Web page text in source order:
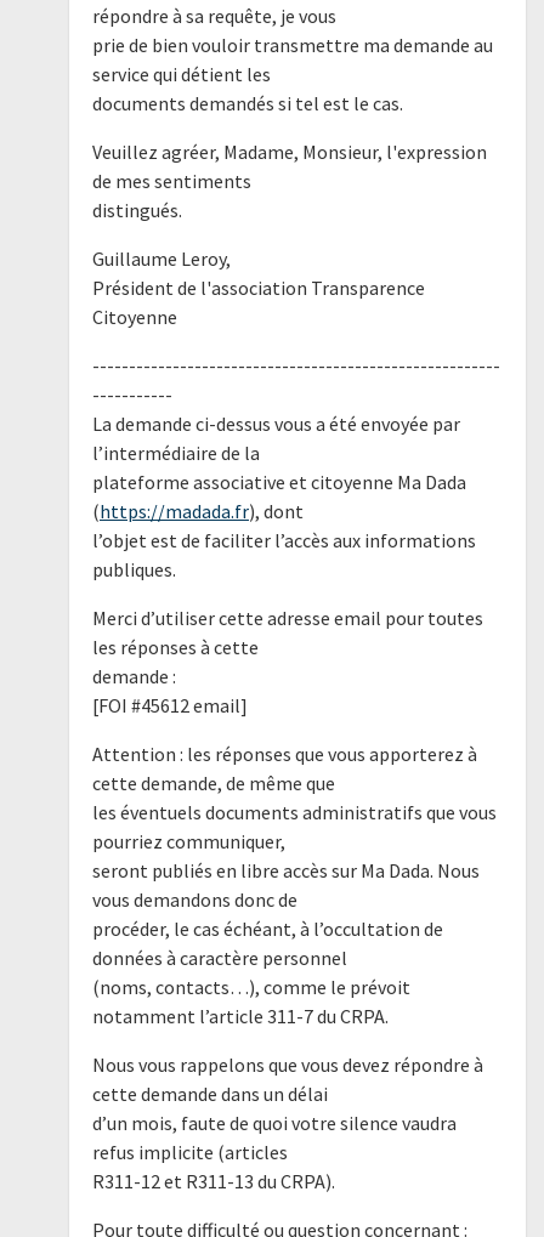
répondre à sa requête, je vous
prie de bien vouloir transmettre ma demande au
service qui détient les
documents demandés si tel est le cas.
Veuillez agréer, Madame, Monsieur, l'expression
de mes sentiments
distingués.
Guillaume Leroy,
Président de l'association Transparence
Citoyenne
--------------------------------------------------------
-----------
La demande ci-dessus vous a été envoyée par
l’intermédiaire de la
plateforme associative et citoyenne Ma Dada
(https://madada.fr), dont
l’objet est de faciliter l’accès aux informations
publiques.
Merci d’utiliser cette adresse email pour toutes
les réponses à cette
demande :
[FOI #45612 email]
Attention : les réponses que vous apporterez à
cette demande, de même que
les éventuels documents administratifs que vous
pourriez communiquer,
seront publiés en libre accès sur Ma Dada. Nous
vous demandons donc de
procéder, le cas échéant, à l’occultation de
données à caractère personnel
(noms, contacts…), comme le prévoit
notamment l’article 311-7 du CRPA.
Nous vous rappelons que vous devez répondre à
cette demande dans un délai
d’un mois, faute de quoi votre silence vaudra
refus implicite (articles
R311-12 et R311-13 du CRPA).
Pour toute difficulté ou question concernant :